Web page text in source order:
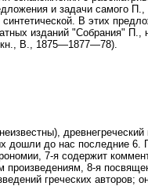
и задачи самого П.,
В этих
изданий "Собрания" П.,
В., 1875—1877—78).
дошли до нас последние
7-я содержит
произведениям, 8-я
греческих авторов;